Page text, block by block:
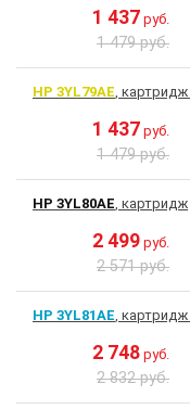
1 437 руб.
1 479 руб.
HP 3YL79AE, картридж
1 437 руб.
1 479 руб.
HP 3YL80AE, картридж
2 499 руб.
2 571 руб.
HP 3YL81AE, картридж
2 748 руб.
2 832 руб.